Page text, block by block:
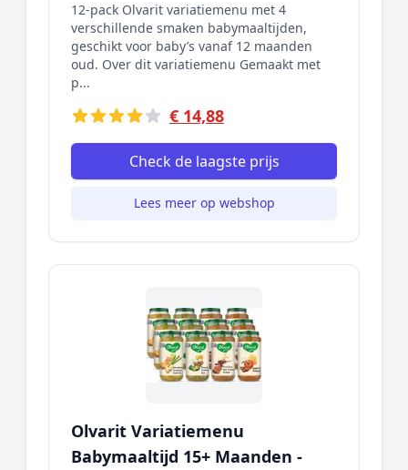
12-pack Olvarit variatiemenu met 4
verschillende smaken babymaaltijden,
geschikt voor baby’s vanaf 12 maanden
oud. Over dit variatiemenu Gemaakt met
p...
€ 14,88
Check de laagste prijs
Lees meer op webshop
Olvarit Variatiemenu
Babymaaltijd 15+ Maanden -